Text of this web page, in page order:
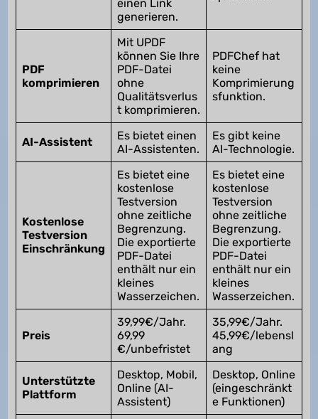
einen Link
generieren.
PDF
komprimieren
Mit UPDF
können Sie Ihre
PDF-Datei
ohne
Qualitätsverlus
t komprimieren.
PDFChef hat
keine
Komprimierung
sfunktion.
AI-Assistent
Es bietet einen
AI-Assistenten.
Es gibt keine
AI-Technologie.
Kostenlose
Testversion
Einschränkung
Es bietet eine
kostenlose
Testversion
ohne zeitliche
Begrenzung.
Die exportierte
PDF-Datei
enthält nur ein
kleines
Wasserzeichen.
Es bietet eine
kostenlose
Testversion
ohne zeitliche
Begrenzung.
Die exportierte
PDF-Datei
enthält nur ein
kleines
Wasserzeichen.
Preis
39,99€/Jahr.
69,99
€/unbefristet
35,99€/Jahr.
45,99€/lebensl
ang
Unterstützte
Plattform
Desktop, Mobil,
Online (AI-
Assistent)
Desktop, Online
(eingeschränkt
e Funktionen)